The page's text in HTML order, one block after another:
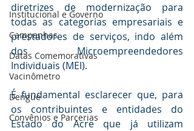
Institucional e Governo
Campanhas
Datas Comemorativas
Vacinômetro
Dengue
Convênios e Parcerias
diretrizes de modernização para
todas as categorias empresariais e
prestadores de serviços, indo além
dos Microempreendedores
Individuais (MEI).
É fundamental esclarecer que, para
os contribuintes e entidades do
Estado do Acre que já utilizam